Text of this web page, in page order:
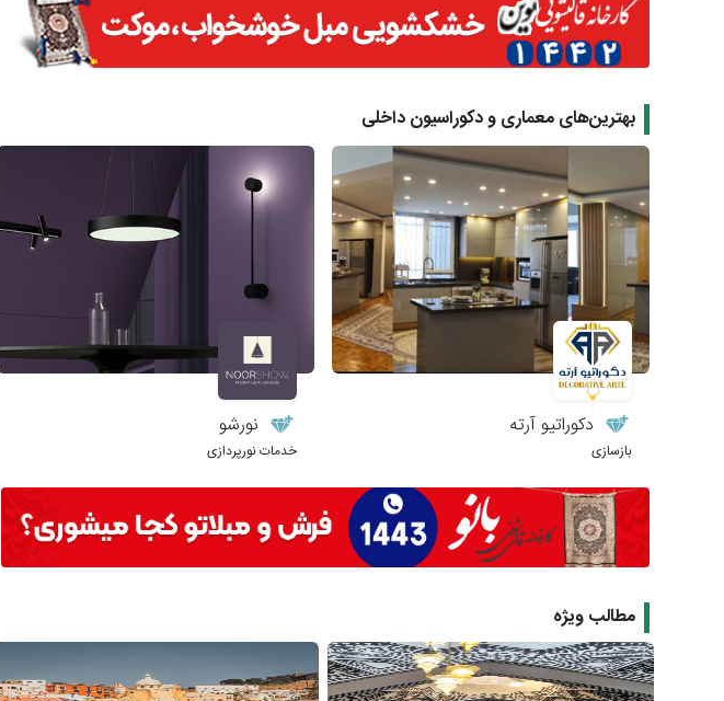
بهترین‌های معماری و دکوراسیون داخلی
دکوراتیو آرته
بازسازی
نورشو
خدمات نورپردازی
مطالب ویژه